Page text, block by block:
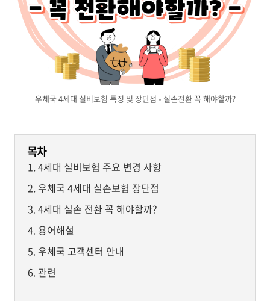
우체국 4세대 실비보험 특징 및 장단점 - 실손전환 꼭 해야할까?
목차
4세대 실비보험 주요 변경 사항
우체국 4세대 실손보험 장단점
4세대 실손 전환 꼭 해야할까?
용어해설
우체국 고객센터 안내
관련